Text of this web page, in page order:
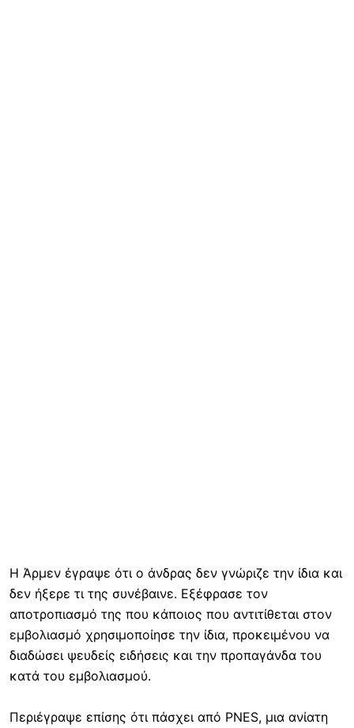
Η Άρμεν έγραψε ότι ο άνδρας δεν γνώριζε την ίδια και
δεν ήξερε τι της συνέβαινε. Εξέφρασε τον
αποτροπιασμό της που κάποιος που αντιτίθεται στον
εμβολιασμό χρησιμοποίησε την ίδια, προκειμένου να
διαδώσει ψευδείς ειδήσεις και την προπαγάνδα του
κατά του εμβολιασμού.
Περιέγραψε επίσης ότι πάσχει από PNES, μια ανίατη